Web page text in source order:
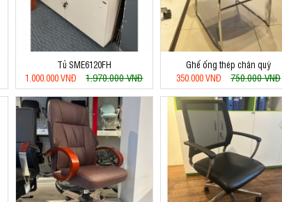
Tủ SME6120FH
1.000.000 VNĐ
1.970.000 VNĐ
Ghế ống thép chân quỳ
350.000 VNĐ
750.000 VNĐ